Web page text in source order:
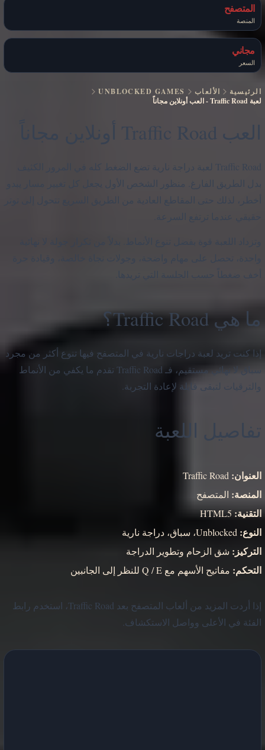
المتصفح
المنصة
مجاني
السعر
الرئيسية الألعاب
UNBLOCKED GAMES
لعبة Traffic Road
-العب أونلاين مجاناً
العب Traffic Road أونلاين مجاناً
Traffic Road لعبة دراجة نارية تضع الضغط كله في المرور الكثيف
بدل الطريق الفارغ. منظور الشخص الأول يجعل كل تغيير مسار يبدو
أخطر، لذلك حتى المقاطع العادية من الطريق السريع تتحول إلى توتر
ما هي Traffic Road؟
إذا كنت تريد لعبة دراجات نارية في المتصفح فيها تنوع أكثر من مجرد
سباق لا نهائي مستقيم، فـ Traffic Road تقدم ما يكفي من الأنماط
والترقيات لتبقى قابلة لإعادة التجربة.
تفاصيل اللعبة
العنوان:
المنصة: المتصفح
التقنية:HTML5
النوع:
التركيز: شق الزحام وتطوير الدراجة
التحكم: مفاتيح الأسهم مع Q / E للنظر إلى الجانبين
إذا أردت المزيد من ألعاب المتصفح بعد Traffic Road، استخدم رابط
الفئة في الأعلى وواصل الاستكشاف.